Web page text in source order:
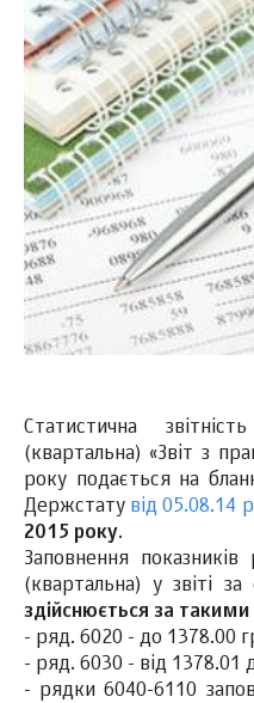
Статистична
(квартальна) «Звіт з
року подається на
Держстату від 05.08.14
2015 року.
Заповнення
(квартальна) у звіті
здійснюється за
- ряд. 6020 - до 1378.00
- ряд. 6030 - від 1378.01
- рядки 6040-6110